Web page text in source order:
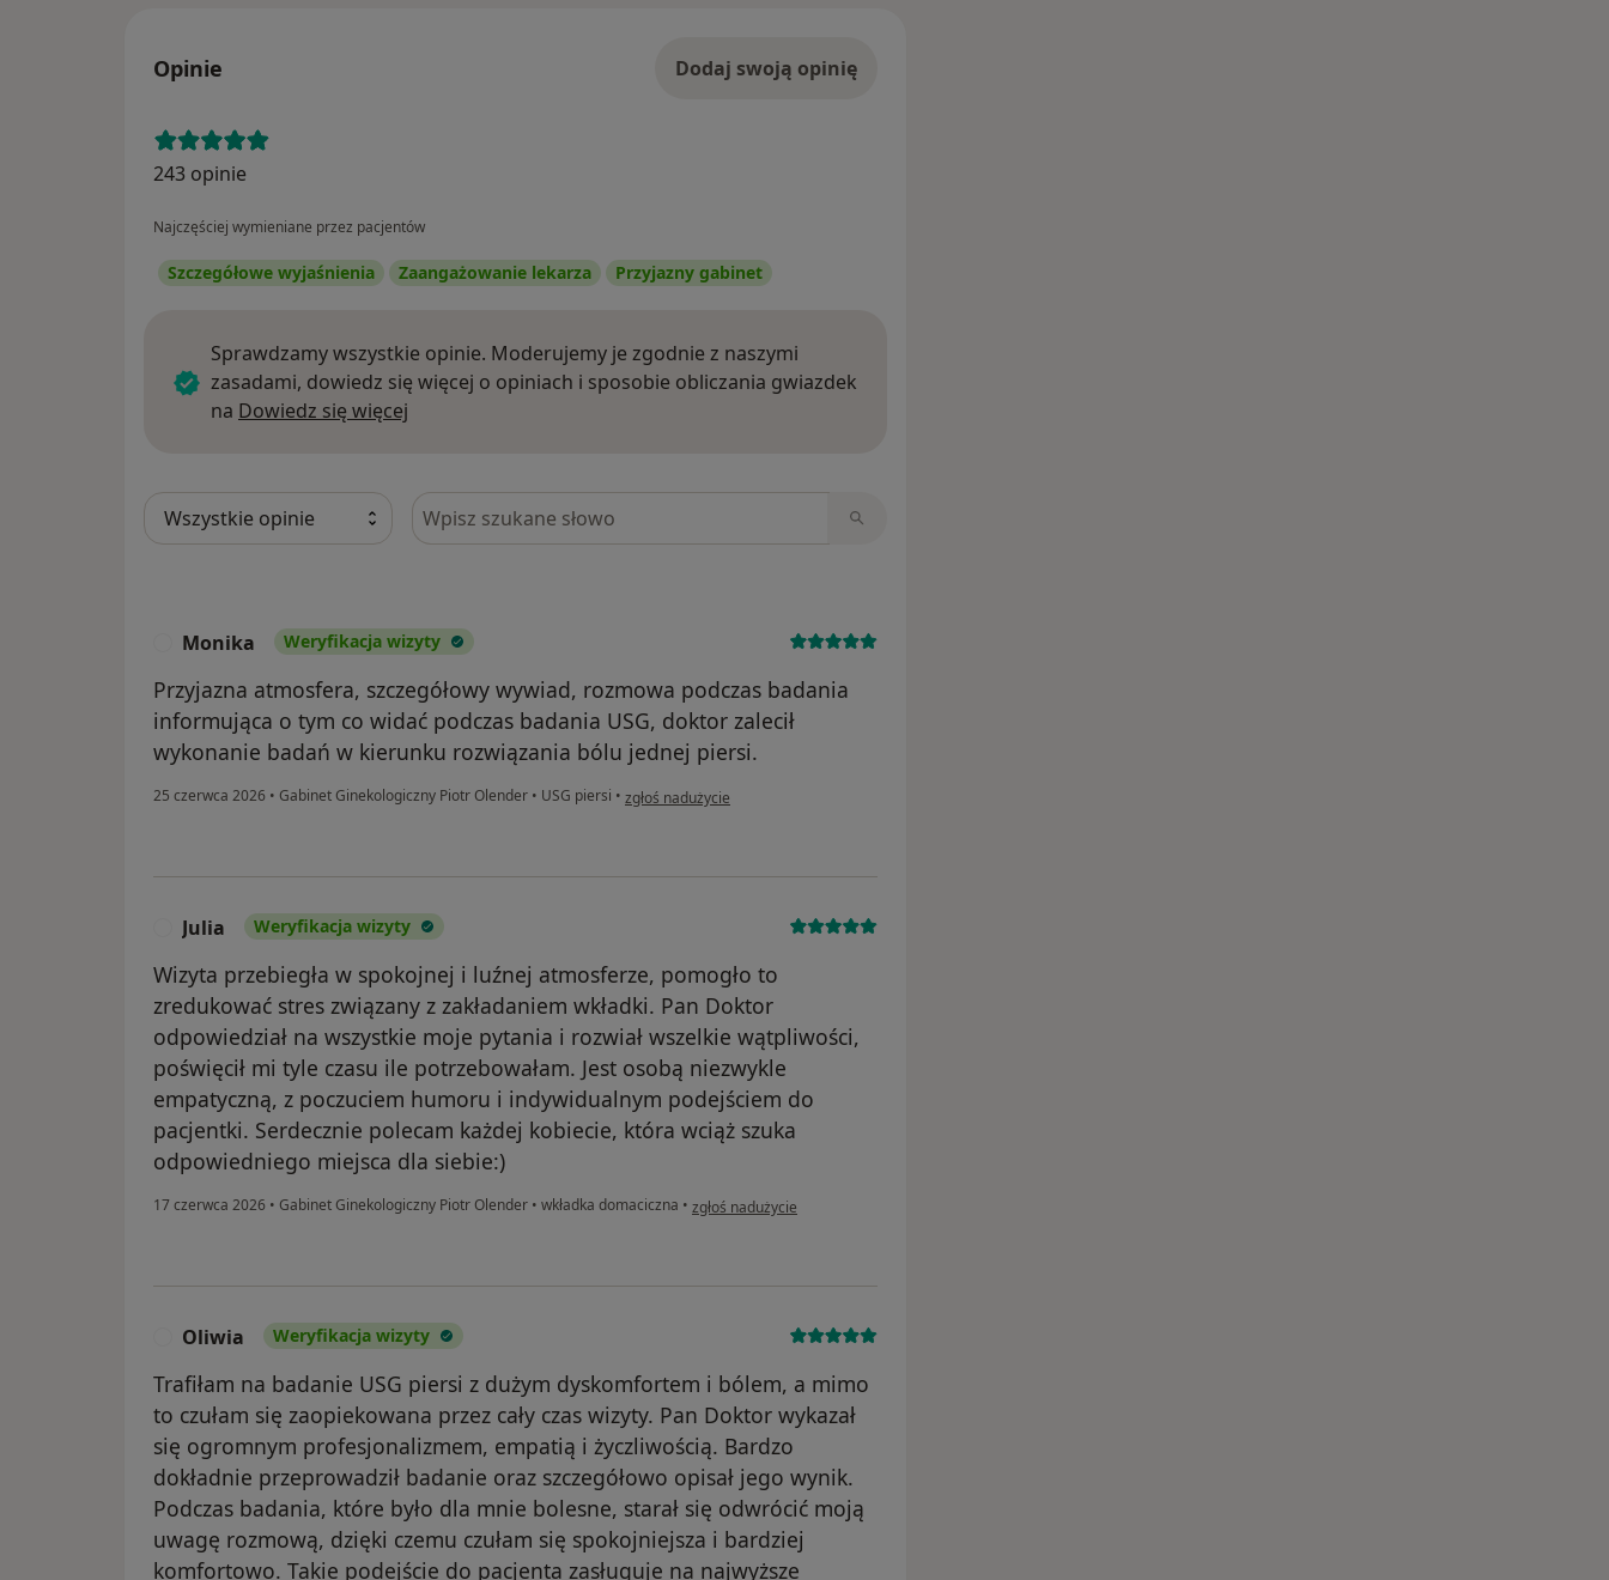
Opinie Dodaj swoją opinię
243 opinie
Najczęściej wymieniane przez pacjentów
Szczegółowe wyjaśnienia Zaangażowanie lekarza Przyjazny gabinet
Sprawdzamy wszystkie opinie. Moderujemy je zgodnie z naszymi
zasadami, dowiedz się więcej o opiniach i sposobie obliczania gwiazdek
na Dowiedz się więcej
Szukaj w opiniach
Monika Weryfikacja wizyty
Przyjazna atmosfera, szczegółowy wywiad, rozmowa podczas badania
informująca o tym co widać podczas badania USG, doktor zalecił
wykonanie badań w kierunku rozwiązania bólu jednej piersi.
25 czerwca 2026 • Gabinet Ginekologiczny Piotr Olender • USG piersi • w opinii użytkownika Monika
zgłoś nadużycie
Julia Weryfikacja wizyty
Wizyta przebiegła w spokojnej i luźnej atmosferze, pomogło to
zredukować stres związany z zakładaniem wkładki. Pan Doktor
odpowiedział na wszystkie moje pytania i rozwiał wszelkie wątpliwości,
poświęcił mi tyle czasu ile potrzebowałam. Jest osobą niezwykle
empatyczną, z poczuciem humoru i indywidualnym podejściem do
pacjentki. Serdecznie polecam każdej kobiecie, która wciąż szuka
odpowiedniego miejsca dla siebie:)
17 czerwca 2026 • Gabinet Ginekologiczny Piotr Olender • wkładka domaciczna • w opinii użytkownika Julia
zgłoś nadużycie
Oliwia Weryfikacja wizyty
Trafiłam na badanie USG piersi z dużym dyskomfortem i bólem, a mimo
to czułam się zaopiekowana przez cały czas wizyty. Pan Doktor wykazał
się ogromnym profesjonalizmem, empatią i życzliwością. Bardzo
dokładnie przeprowadził badanie oraz szczegółowo opisał jego wynik.
Podczas badania, które było dla mnie bolesne, starał się odwrócić moją
uwagę rozmową, dzięki czemu czułam się spokojniejsza i bardziej
komfortowo. Takie podejście do pacjenta zasługuje na najwyższe